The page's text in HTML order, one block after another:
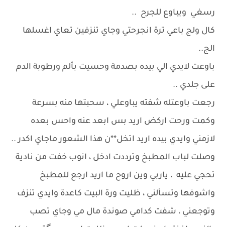
رسغي ويباوع للجرح ..
كال ولج باعي ترة انجرحتي وجاي تنزفين تعاي اغسلها
الج..
باوعت لايدي الي بيده بصدمة وحسيت بألم ورطوبة الدم
على جلدي ..
رجعت باوعتله شفته يباوعلي ، سحبتها منه بسرعة
وكمت ورحت اركض اريد بس ابعد عنه واحس بعده
لازمني وايدي بيده اريد اتخل**ن هذا الشعور ماجاي اكدر ..
وصلت لباب المطبخ وترددت ادخل ، انوب خفت من نادية
تحجي عليه ، ياربي وين اروح ما اريد ارجع للمطبخ
واشوفها وتسألني ، ظليت ورة البيت كاعدة وايدي تنزف
وتوجعني ، شفت كدامي صوندة مال مي وجاي تصب